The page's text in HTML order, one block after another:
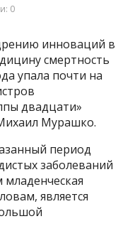
0
инноваций в
смертность
упала почти на
двадцати»
Мурашко.
период
заболеваний
младенческая
является